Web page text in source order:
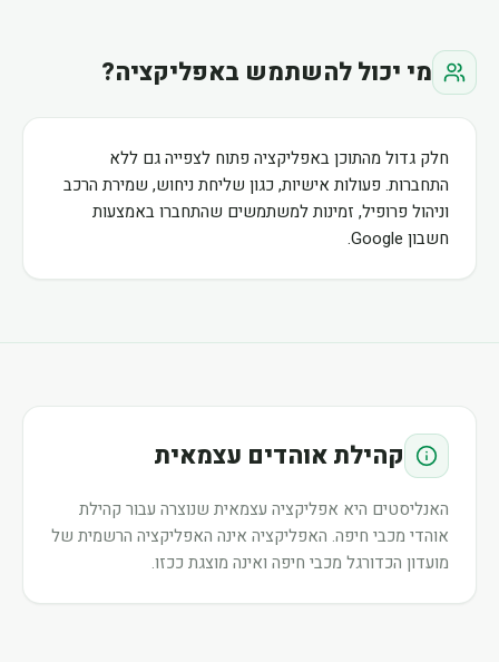
מי יכול להשתמש באפליקציה?
חלק גדול מהתוכן באפליקציה פתוח לצפייה גם ללא
התחברות. פעולות אישיות, כגון שליחת ניחוש, שמירת הרכב
וניהול פרופיל, זמינות למשתמשים שהתחברו באמצעות
חשבון Google.
קהילת אוהדים עצמאית
האנליסטים היא אפליקציה עצמאית שנוצרה עבור קהילת
אוהדי מכבי חיפה. האפליקציה אינה האפליקציה הרשמית של
מועדון הכדורגל מכבי חיפה ואינה מוצגת ככזו.